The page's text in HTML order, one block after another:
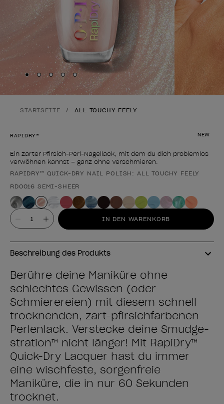
Skip to slide
Skip to slide2
Skip to slide3
Skip to slide 4
Skip to slide5
STARTSEITE ALL TOUCHY FEELY
NEW
RAPIDRY™
Ein zarter Pfirsich-Perl-Nagellack, mit dem du dich problemlos
verwöhnen kannst – ganz ohne Verschmieren.
Form des Produkts
RAPIDRY™ QUICK-DRY NAIL POLISH: ALL TOUCHY FEELY
RD0016 SEMI-SHEER
Wert IN DEN WARENKORB
Beschreibung des Produkts
Berühre deine Maniküre ohne
schlechtes Gewissen (oder
Schmierereien) mit diesem schnell
trocknenden, zart-pfirsichfarbenen
Perlenlack. Verstecke deine Smudge-
stration™ nicht länger! Mit RapiDry™
Quick-Dry Lacquer hast du immer
eine wischfeste, sorgenfreie
Maniküre, die in nur 60 Sekunden
trocknet.